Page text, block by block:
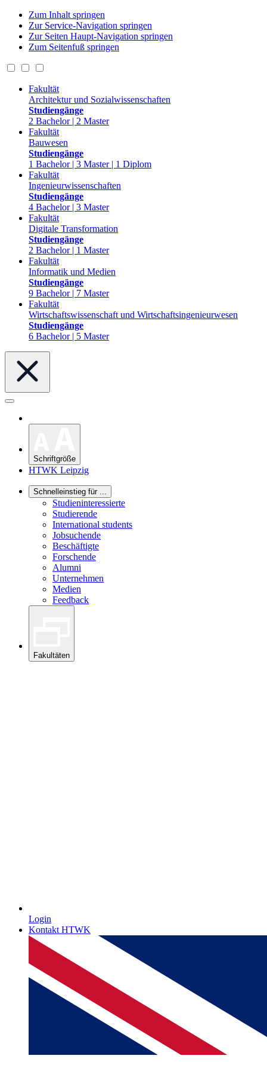
Zum Inhalt springen
Zur Service-Navigation springen
Zur Seiten Haupt-Navigation springen
Zum Seitenfuß springen
Fakultät
Architektur und Sozialwissenschaften
Studiengänge
2 Bachelor | 2 Master
Fakultät
Bauwesen
Studiengänge
1 Bachelor | 3 Master | 1 Diplom
Fakultät
Ingenieurwissenschaften
Studiengänge
4 Bachelor | 3 Master
Fakultät
Digitale Transformation
Studiengänge
2 Bachelor | 1 Master
Fakultät
Informatik und Medien
Studiengänge
9 Bachelor | 7 Master
Fakultät
Wirtschaftswissenschaft und Wirtschaftsingenieurwesen
Studiengänge
6 Bachelor | 5 Master
Schriftgröße
HTWK Leipzig
Schnelleinstieg für ...
Studieninteressierte
Studierende
International students
Jobsuchende
Beschäftigte
Forschende
Alumni
Unternehmen
Medien
Feedback
Fakultäten
Login
Kontakt HTWK